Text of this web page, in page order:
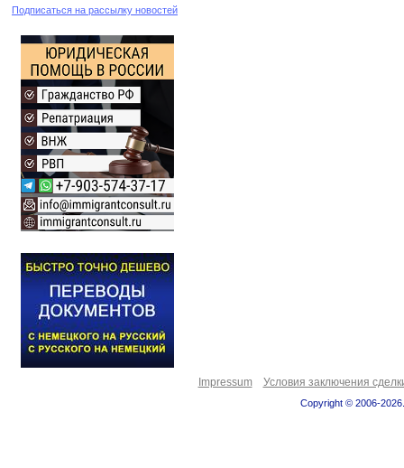
Подписаться на рассылку новостей
Impressum Условия заключения
Copyright © 2006-